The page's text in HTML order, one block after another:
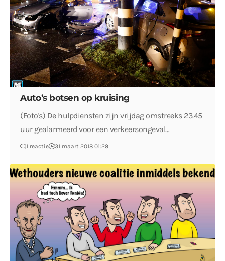
Auto’s botsen op kruising
(Foto's) De hulpdiensten zijn vrijdag omstreeks 23.45
uur gealarmeerd voor een verkeersongeval…
1 reactie 31 maart 2018 01:29